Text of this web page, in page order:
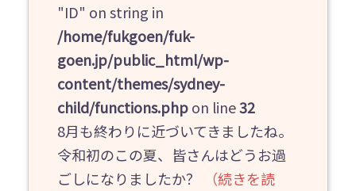
"ID" on string in
/home/fukgoen/fuk-
goen.jp/public_html/wp-
content/themes/sydney-
child/functions.phpon line32
8月も終わりに近づいてきましたね。
令和初のこの夏、皆さんはどうお過
ごしになりましたか？
（続きを読